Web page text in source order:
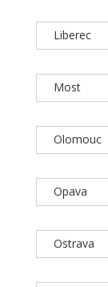
Liberec
Most
Olomouc
Opava
Ostrava